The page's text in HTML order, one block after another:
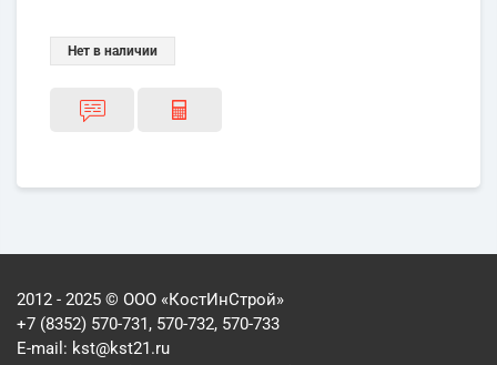
Нет в наличии
2012 - 2025 © ООО «КостИнСтрой»
+7 (8352) 570-731, 570-732, 570-733
E-mail: kst@kst21.ru